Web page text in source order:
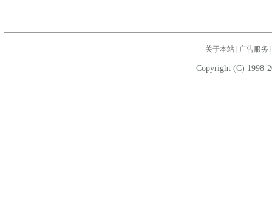
关于本站| 广告服务
Copyright (C) 1998-